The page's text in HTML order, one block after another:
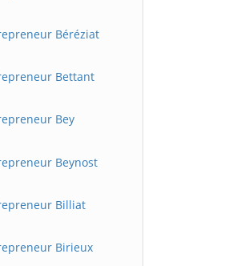
Béréziat
Bettant
Bey
Beynost
Billiat
Birieux